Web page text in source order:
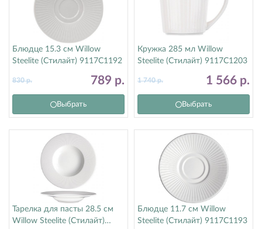
Блюдце 15.3 см Willow
Steelite (Стилайт) 9117C1192
789 р.
830р.
Выбрать
Кружка 285 мл Willow
Steelite (Стилайт) 9117C1203
1 566 р.
1 740р.
Выбрать
Тарелка для пасты 28.5 см
Willow Steelite (Стилайт)
Блюдце 11.7 см Willow
Steelite (Стилайт) 9117C1193